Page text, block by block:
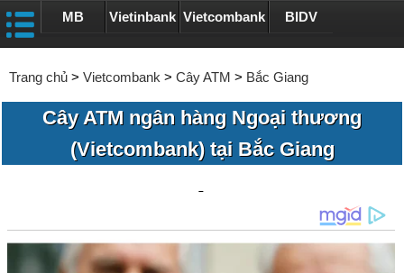
MB Vietinbank Vietcombank BIDV
Trang chủ > Vietcombank > Cây ATM > Bắc Giang
Cây ATM ngân hàng Ngoại thương
(Vietcombank) tại Bắc Giang